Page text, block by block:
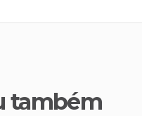
também